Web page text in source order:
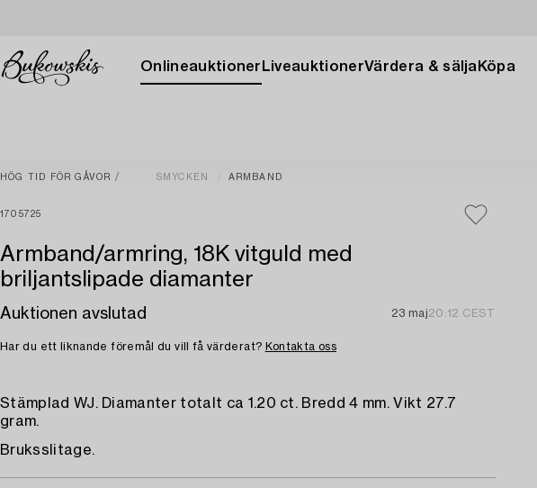
Onlineauktioner LiveauktionerVärdera & sälja Köpa
HÖG TID FÖR GÅVOR SMYCKEN ARMBAND
1705725
Armband/armring, 18K vitguld med
briljantslipade diamanter
Auktionen avslutad 23 maj20:12 CEST
Har du ett liknande föremål du vill få värderat? Kontakta oss
Stämplad WJ. Diamanter totalt ca 1.20 ct. Bredd 4 mm. Vikt 27.7
gram.
Bruksslitage.